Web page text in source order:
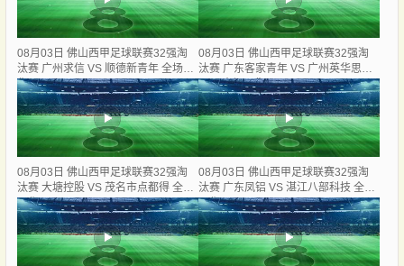
08月03日 佛山西甲足球联赛32强淘
汰赛 广州求信 VS 顺德新青年 全场录
像
08月03日 佛山西甲足球联赛32强淘
汰赛 广东客家青年 VS 广州英华思力
U17 全场录像
08月03日 佛山西甲足球联赛32强淘
汰赛 大塘控股 VS 茂名市点都得 全场
录像
08月03日 佛山西甲足球联赛32强淘
汰赛 广东凤铝 VS 湛江八部科技 全场
录像